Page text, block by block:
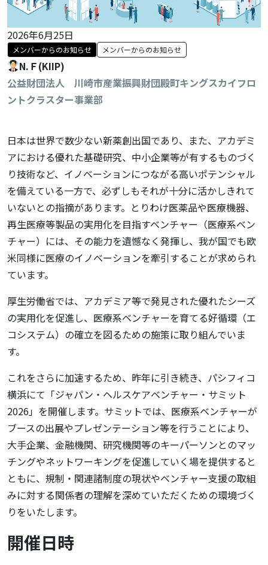
2026年6月25日
メンバーからのお知らせ メンバーからのお知らせ
N.Ｆ(KIIP)
公益財団法人 川崎市産業振興財団殿町キングスカイフロ
ントクラスター事業部
日本は世界で数少ない新薬創出国であり、また、アカデミ
アにおける優れた基礎研究、中小企業等が有するものづく
り技術など、イノベーションにつながる高いポテンシャル
を備えている一方で、必ずしもそれが十分に活かしきれて
いないとの指摘があります。とりわけ医薬品や医療機器、
再生医療等製品の実用化を目指すベンチャー（医療系ベン
チャー）には、その能力を遺憾なく発揮し、我が国でも欧
米同様に医療のイノベーションを牽引することが求められ
ています。
厚生労働省では、アカデミア等で発見された優れたシーズ
の実用化を促進し、医療系ベンチャーを育てる好循環（エ
コシステム）の確立を図るための施策に取り組んでいま
す。
これをさらに加速するため、昨年に引き続き、パシフィコ
横浜にて「ジャパン・ヘルスケアベンチャー・サミット
2026」を開催します。サミットでは、医療系ベンチャーが
ブースの出展やプレゼンテーション等を行うことにより、
大手企業、金融機関、研究機関等のキーパーソンとのマッ
チングやネットワーキングを促進していく場を提供すると
ともに、規制・関連諸制度の現状やベンチャー支援の取組
みに対する関係者の理解を深めていただくための環境づく
りをいたします。
開催日時